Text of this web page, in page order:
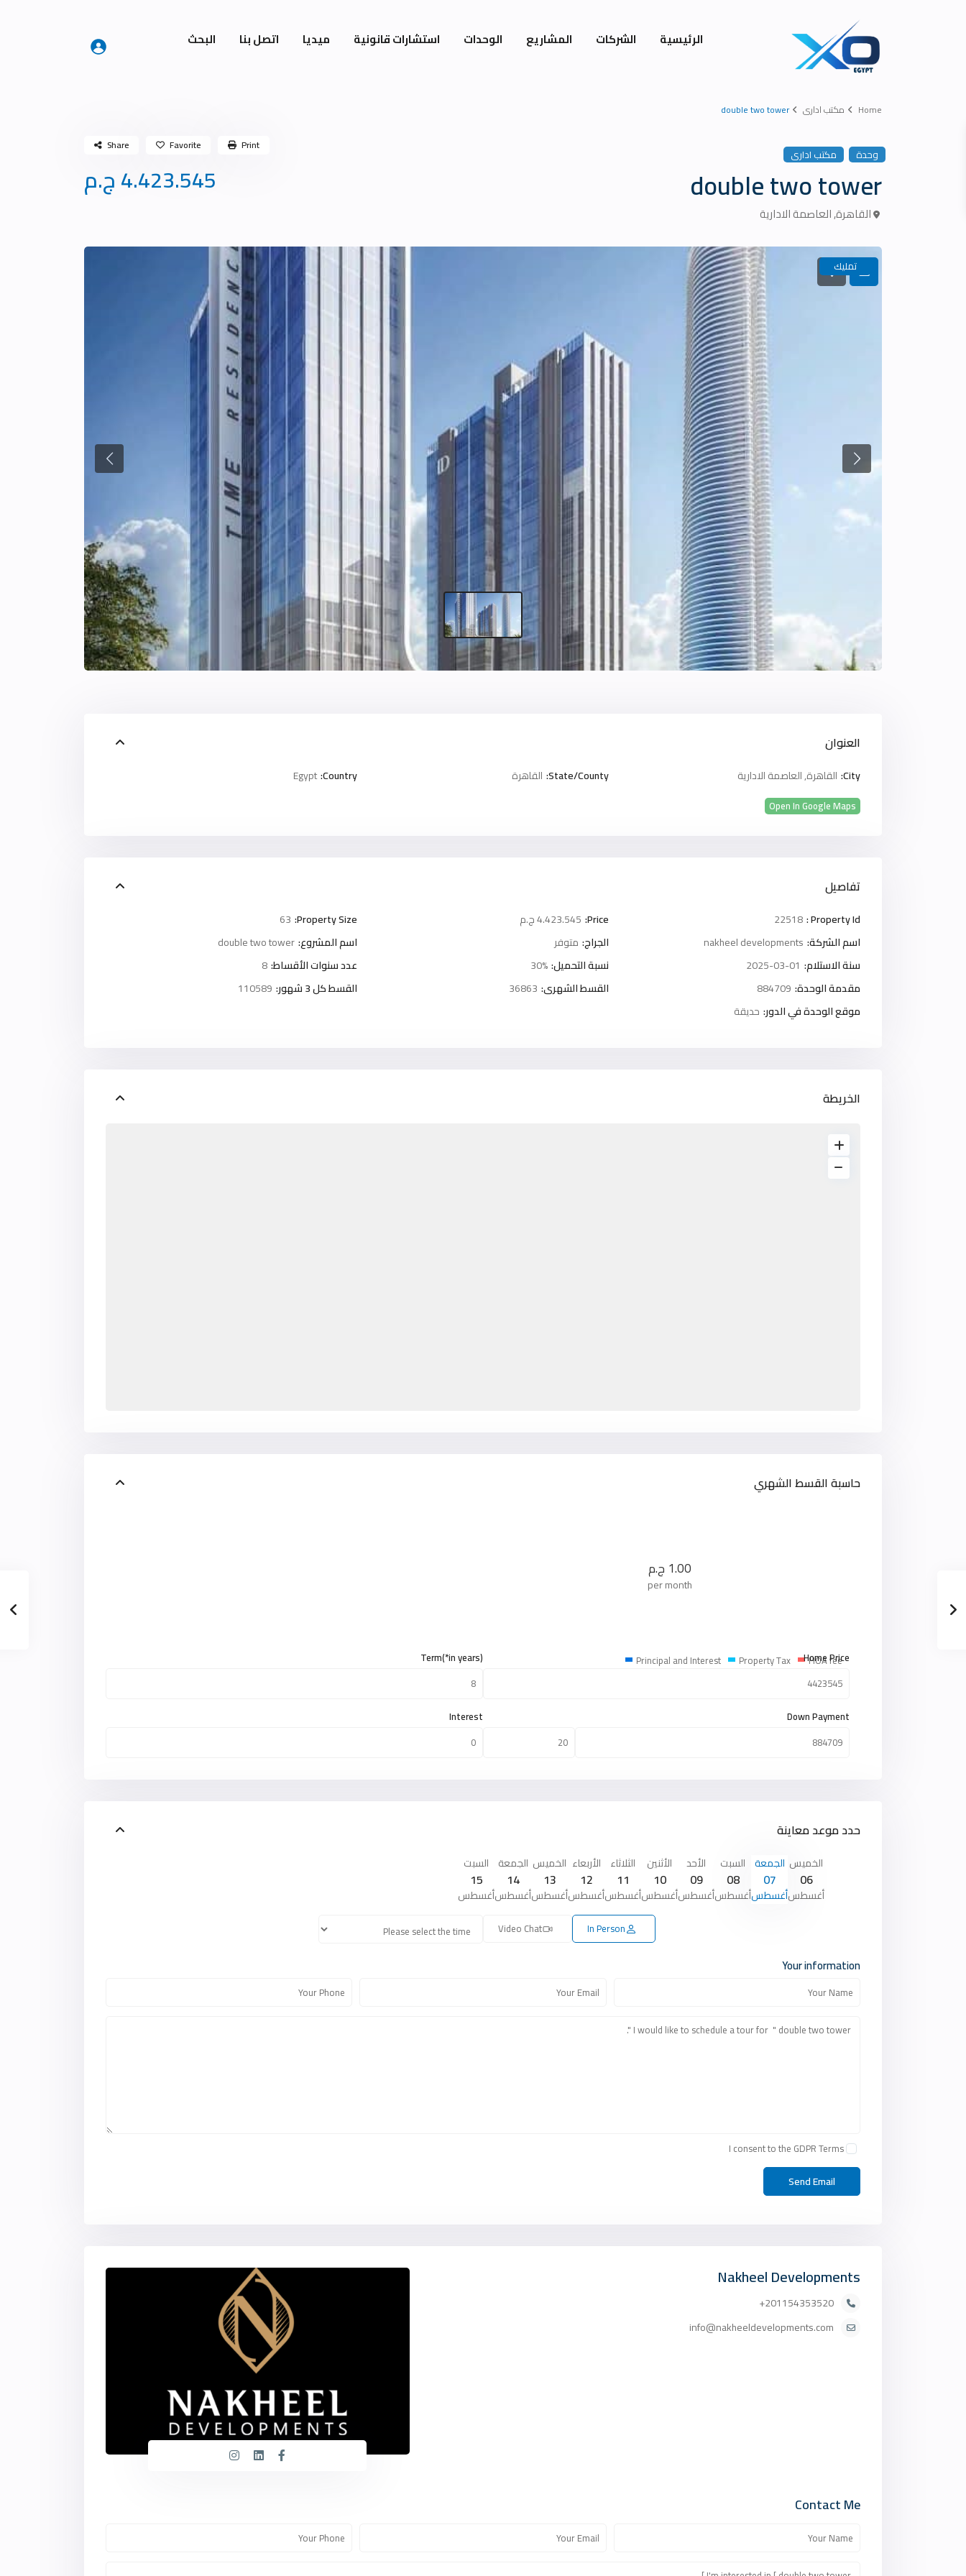
الرئيسية الشركات المشاريع الوحدات استشارات قانونية ميديا اتصل بنا البحث
Home مكتب ادارى double two tower
وحدة مكتب ادارى
double two tower 4.423.545 ج.م
القاهرة,العاصمة الادارية
Share Favorite Print
تمليك
العنوان
City: القاهرة,العاصمة الادارية State/County: القاهرة Country:
Egypt
Open In Google Maps
تفاصيل
Property Id :
22518
Price: 4.423.545 ج.م Property Size:
63
اسم الشركة: nakheel developments الجراج: متوفر اسم المشروع:double two tower
سنة الاستلام: 2025-03-01 نسبة التحميل:30% عدد سنوات الأقساط:8
مقدمة الوحدة: 884709 القسط الشهرى: 36863 القسط كل 3 شهور:
110589
موقع الوحدة في الدور: حديقة
الخريطة
حاسبة القسط الشهري
1.00 ج.م
per month
Principal and Interest Property Tax HOA fee
Home Price
Down Payment
Term(*in years)
Interest
حدد موعد معاينة
الخميس
06
أغسطس
الجمعة
07
أغسطس
السبت
08
أغسطس
الأحد
09
أغسطس
الأثنين
10
أغسطس
الثلاثاء
11
أغسطس
الأربعاء
12
أغسطس
الخميس
13
أغسطس
الجمعة
14
أغسطس
السبت
15
أغسطس
In Person
Video Chat
Your information
I consent to the GDPR Terms
Nakheel Developments
201154353520+
info@nakheeldevelopments.com
Contact Me